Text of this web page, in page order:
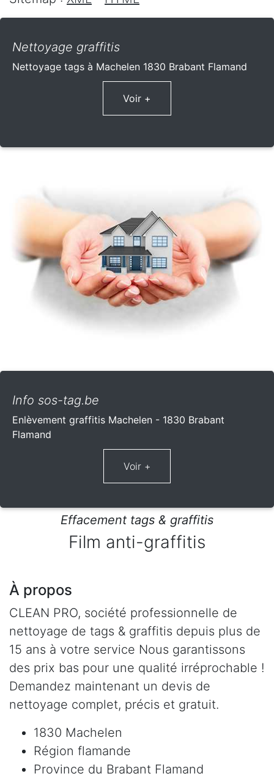
Nettoyage graffitis
Nettoyage tags à Machelen 1830 Brabant Flamand
Voir +
Info sos-tag.be
Enlèvement graffitis Machelen - 1830 Brabant
Flamand
Effacement tags & graffitis
Film anti-graffitis
À propos
CLEAN PRO, société professionnelle de
nettoyage de tags & graffitis depuis plus de
15 ans à votre service Nous garantissons
des prix bas pour une qualité irréprochable !
Demandez maintenant un devis de
nettoyage complet, précis et gratuit.
1830 Machelen
Région flamande
Province du Brabant Flamand